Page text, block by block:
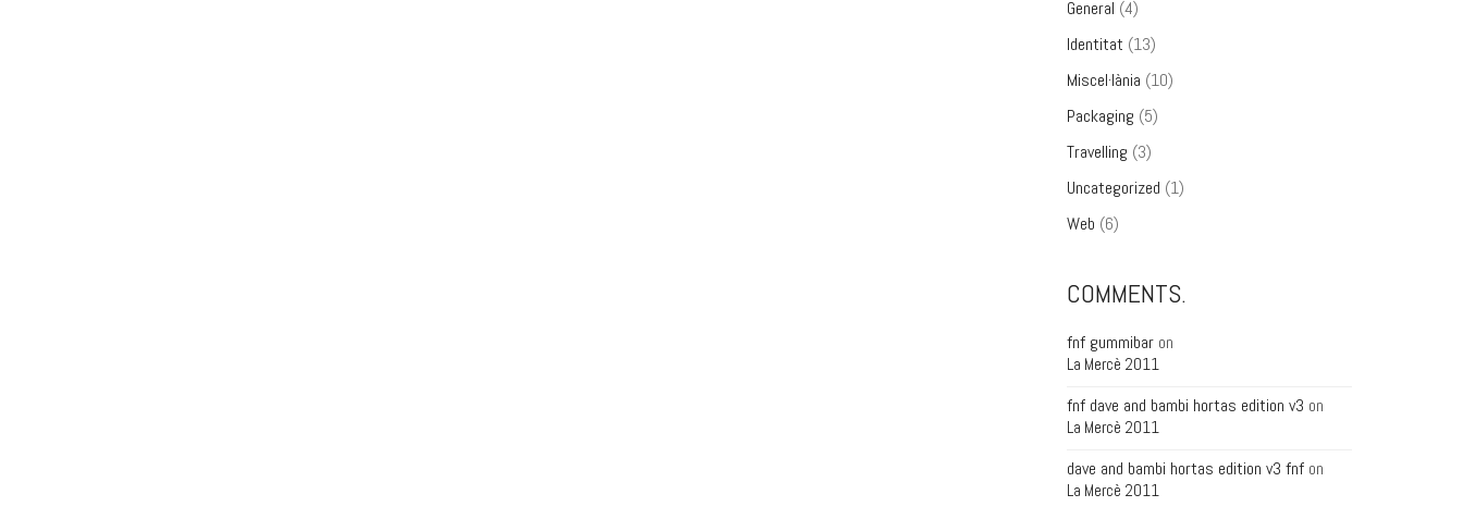
General (4)
Identitat (13)
Miscel·lània (10)
Packaging (5)
Travelling (3)
Uncategorized (1)
Web (6)
COMMENTS.
fnf gummibaron
La Mercè 2011
fnf dave and bambi hortas edition v3 on
La Mercè 2011
dave and bambi hortas edition v3 fnfon
La Mercè 2011